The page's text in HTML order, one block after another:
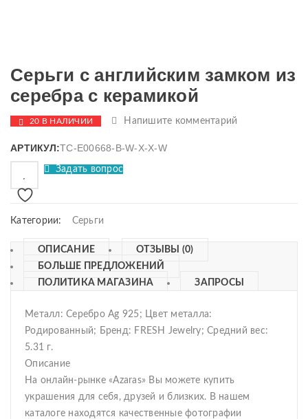
Серьги с английским замком из
серебра с керамикой
20 В НАЛИЧИИ Напишите комментарий
АРТИКУЛ:TC-E00668-B-W-X-X-W
Задать вопрос
Категории: Серьги
ОПИСАНИЕ
ОТЗЫВЫ (0)
БОЛЬШЕ ПРЕДЛОЖЕНИЙ
ПОЛИТИКА МАГАЗИНА
ЗАПРОСЫ
Металл: Серебро Ag 925; Цвет металла:
Родированный; Бренд: FRESH Jewelry; Средний вес:
5.31 г.
Описание
На онлайн-рынке «Azaras» Вы можете купить
украшения для себя, друзей и близких. В нашем
каталоге находятся качественные фотографии